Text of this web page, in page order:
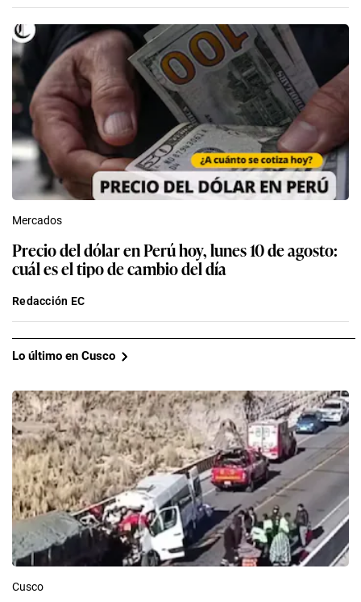
Mercados
Precio del dólar en Perú hoy, lunes 10 de agosto:
cuál es el tipo de cambio del día
Redacción EC
Lo último en Cusco
Cusco